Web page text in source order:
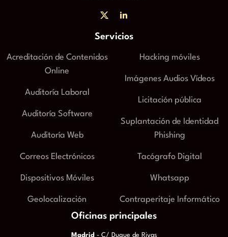
Servicios
Acreditación de Contenidos
Online
Auditoría Laboral
Auditoría Software
Auditoría Web
Correos Electrónicos
Dispositivos Móviles
Geolocalización
Hacking móviles
Imágenes Audios Vídeos
Licitación pública
Suplantación de Identidad
Phishing
Tacógrafo Digital
Whatsapp
Contraperitaje Informático
Oficinas principales
Madrid - C/ Duque de Rivas